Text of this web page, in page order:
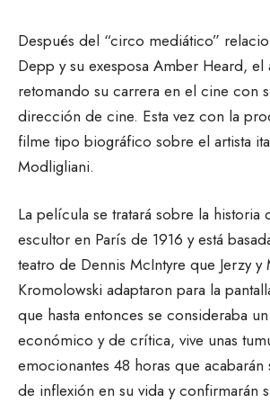
Después del “circo mediático”
Depp y su exesposa Amber Heard, el
retomando su carrera en el cine con
dirección de cine. Esta vez con la
filme tipo biográfico sobre el artista
Modligliani.
La película se tratará sobre la historia
escultor en París de 1916 y está
teatro de Dennis McIntyre que Jerzy y
Kromolowski adaptaron para la
que hasta entonces se consideraba
económico y de crítica, vive unas
emocionantes 48 horas que
de inflexión en su vida y confirmarán